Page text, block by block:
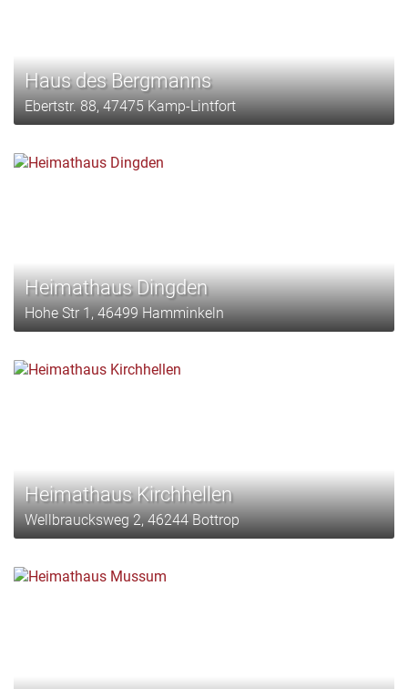
Haus des Bergmanns
Ebertstr. 88, 47475 Kamp-Lintfort
Heimathaus Dingden
Hohe Str 1, 46499 Hamminkeln
Heimathaus Kirchhellen
Wellbraucksweg 2, 46244 Bottrop